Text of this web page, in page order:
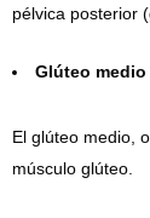
pélvica posterior
Glúteo medio
El glúteo medio,
músculo glúteo.